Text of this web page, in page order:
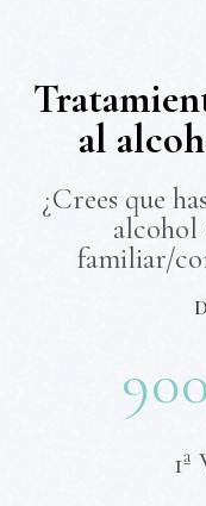
al
¿Crees que
alcohol
familiar/